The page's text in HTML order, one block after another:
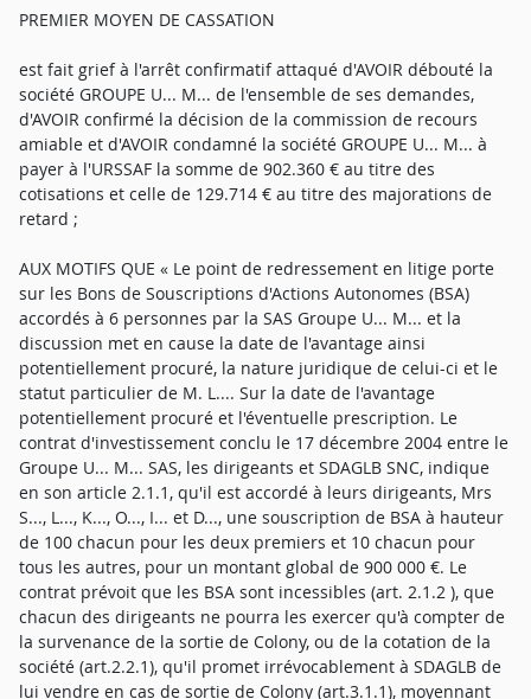
PREMIER MOYEN DE CASSATION
est fait grief à l'arrêt confirmatif attaqué d'AVOIR débouté la
société GROUPE U... M... de l'ensemble de ses demandes,
d'AVOIR confirmé la décision de la commission de recours
amiable et d'AVOIR condamné la société GROUPE U... M... à
payer à l'URSSAF la somme de 902.360 € au titre des
cotisations et celle de 129.714 € au titre des majorations de
retard ;
AUX MOTIFS QUE « Le point de redressement en litige porte
sur les Bons de Souscriptions d'Actions Autonomes (BSA)
accordés à 6 personnes par la SAS Groupe U... M... et la
discussion met en cause la date de l'avantage ainsi
potentiellement procuré, la nature juridique de celui-ci et le
statut particulier de M. L.... Sur la date de l'avantage
potentiellement procuré et l'éventuelle prescription. Le
contrat d'investissement conclu le 17 décembre 2004 entre le
Groupe U... M... SAS, les dirigeants et SDAGLB SNC, indique
en son article 2.1.1, qu'il est accordé à leurs dirigeants, Mrs
S..., L..., K..., O..., I... et D..., une souscription de BSA à hauteur
de 100 chacun pour les deux premiers et 10 chacun pour
tous les autres, pour un montant global de 900 000 €. Le
contrat prévoit que les BSA sont incessibles (art. 2.1.2 ), que
chacun des dirigeants ne pourra les exercer qu'à compter de
la survenance de la sortie de Colony, ou de la cotation de la
société (art.2.2.1), qu'il promet irrévocablement à SDAGLB de
lui vendre en cas de sortie de Colony (art.3.1.1), moyennant